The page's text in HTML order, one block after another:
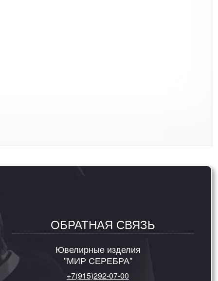
ОБРАТНАЯ СВЯЗЬ
Ювелирные изделия
"МИР СЕРЕБРА"
+7(915)292-07-00